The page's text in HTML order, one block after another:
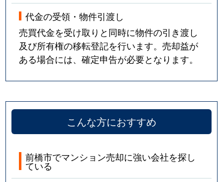
代金の受領・物件引渡し
売買代金を受け取りと同時に物件の引き渡し
及び所有権の移転登記を行います。売却益が
ある場合には、確定申告が必要となります。
こんな方におすすめ
前橋市でマンション売却に強い会社を探し
ている